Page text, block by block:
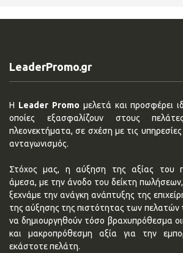
LeaderPromo.gr
Η Leader Promo μελετά και προσφέρει
οποίες εξασφαλίζουν στους
πλεονεκτήματα, σε σχέση με τις υπηρεσίες
ανταγωνισμός.
Στόχος μας, η αύξηση της αξίας του
άμεσα, με την άνοδο του δείκτη
ξεχνάμε την ανάγκη ανάπτυξης της
της αύξησης της πιστότητας των πελατών
να δημιουργηθούν τόσο βραχυπρόθεσμα
και μακροπρόθεσμη αξία για την
εκάστοτε πελάτη.